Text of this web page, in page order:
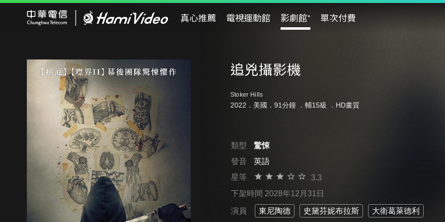
真心推薦 電視運動館 影劇館⁺ 單次付費
追兇攝影機
Stoker Hills
2022．美國．91分鐘 ． 輔15級 ．HD畫質
類型
驚悚
發音
英語
星等
3.3
下架時間 2028年12月31日
演員 東尼陶德 史黛芬妮布拉斯 大衛葛萊德利